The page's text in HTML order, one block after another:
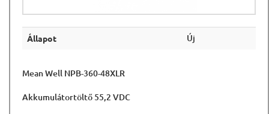
Állapot Új
Mean Well NPB-360-48XLR
Akkumulátortöltő 55,2 VDC